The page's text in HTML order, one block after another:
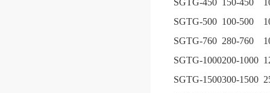
SGTG-450 150-450
SGTG-500 100-500
SGTG-760 280-760
SGTG-1000200-1000
SGTG-1500300-1500